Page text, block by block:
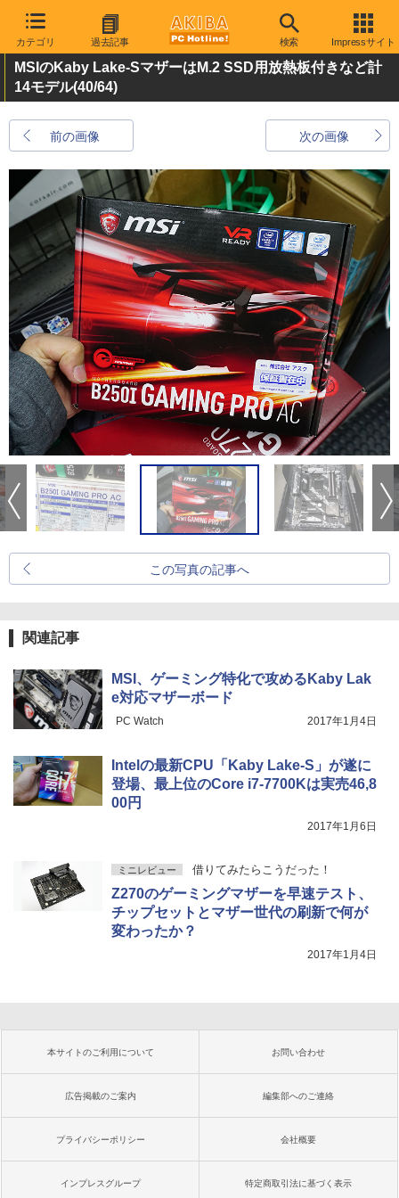
カテゴリ 過去記事 検索 Impressサイト
MSIのKaby Lake-SマザーはM.2 SSD用放熱板付きなど計
14モデル(40/64)
前の画像 次の画像
この写真の記事へ
関連記事
MSI、ゲーミング特化で攻めるKaby Lak
e対応マザーボード
PC Watch 2017年1月4日
Intelの最新CPU「Kaby Lake-S」が遂に
登場、最上位のCore i7-7700Kは実売46,8
00円
2017年1月6日
ミニレビュー 借りてみたらこうだった！
Z270のゲーミングマザーを早速テスト、
チップセットとマザー世代の刷新で何が
変わったか？
2017年1月4日
本サイトのご利用について お問い合わせ
広告掲載のご案内 編集部へのご連絡
プライバシーポリシー 会社概要
インプレスグループ 特定商取引法に基づく表示